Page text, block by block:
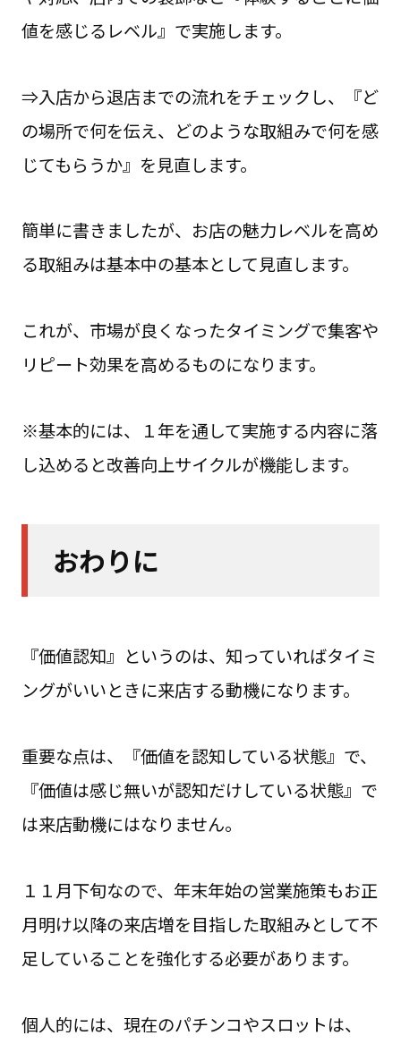
値を感じるレベル』で実施します。
⇒入店から退店までの流れをチェックし、『ど
の場所で何を伝え、どのような取組みで何を感
じてもらうか』を見直します。
簡単に書きましたが、お店の魅力レベルを高め
る取組みは基本中の基本として見直します。
これが、市場が良くなったタイミングで集客や
リピート効果を高めるものになります。
※基本的には、１年を通して実施する内容に落
し込めると改善向上サイクルが機能します。
おわりに
『価値認知』というのは、知っていればタイミ
ングがいいときに来店する動機になります。
重要な点は、『価値を認知している状態』で、
『価値は感じ無いが認知だけしている状態』で
は来店動機にはなりません。
１１月下旬なので、年末年始の営業施策もお正
月明け以降の来店増を目指した取組みとして不
足していることを強化する必要があります。
個人的には、現在のパチンコやスロットは、